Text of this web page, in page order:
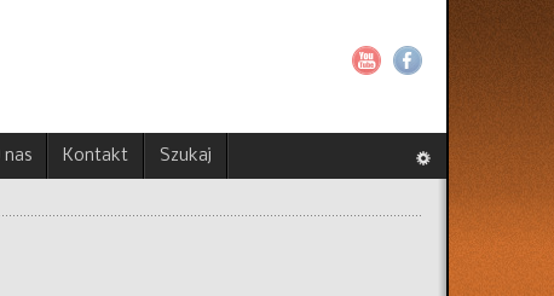
nas Kontakt Szukaj